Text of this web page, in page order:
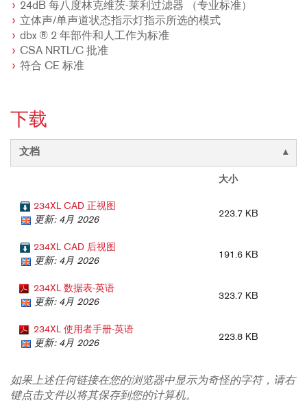
24dB 每八度林克维茨-莱利过滤器 （专业标准）
立体声/单声道状态指示灯指示所选的模式
dbx ® 2 年部件和人工作为标准
CSA NRTL/C 批准
符合 CE 标准
下载
文档
大小
234XL CAD 正视图
更新: 4月 2026
223.7 KB
234XL CAD 后视图
更新: 4月 2026
191.6 KB
234XL 数据表-英语
更新: 4月 2026
323.7 KB
234XL 使用者手册-英语
更新: 4月 2026
223.8 KB
如果上述任何链接在您的浏览器中显示为奇怪的字符，请右
键点击文件以将其保存到您的计算机。